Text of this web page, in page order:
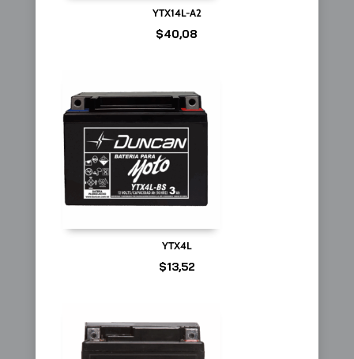
YTX14L-A2
$40,08
YTX4L
$13,52